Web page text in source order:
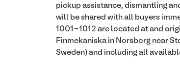
pickup assistance, dismantling
will be shared with all buyers
1001-1012 are located at and
Finmekaniska in Norsborg near
Sweden) and including all